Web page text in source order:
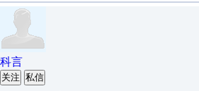
科言
关注 私信